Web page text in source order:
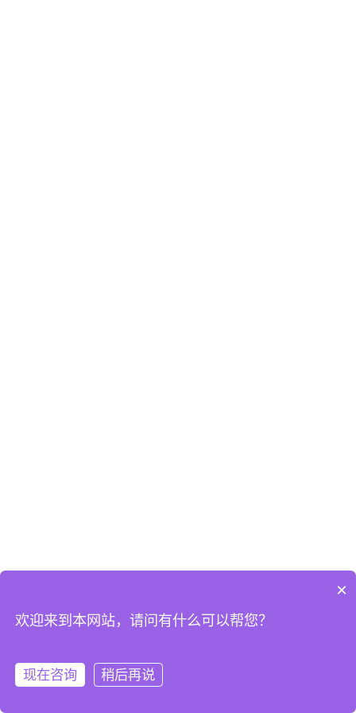
×
欢迎来到本网站，请问有什么可以帮您？
现在咨询 稍后再说